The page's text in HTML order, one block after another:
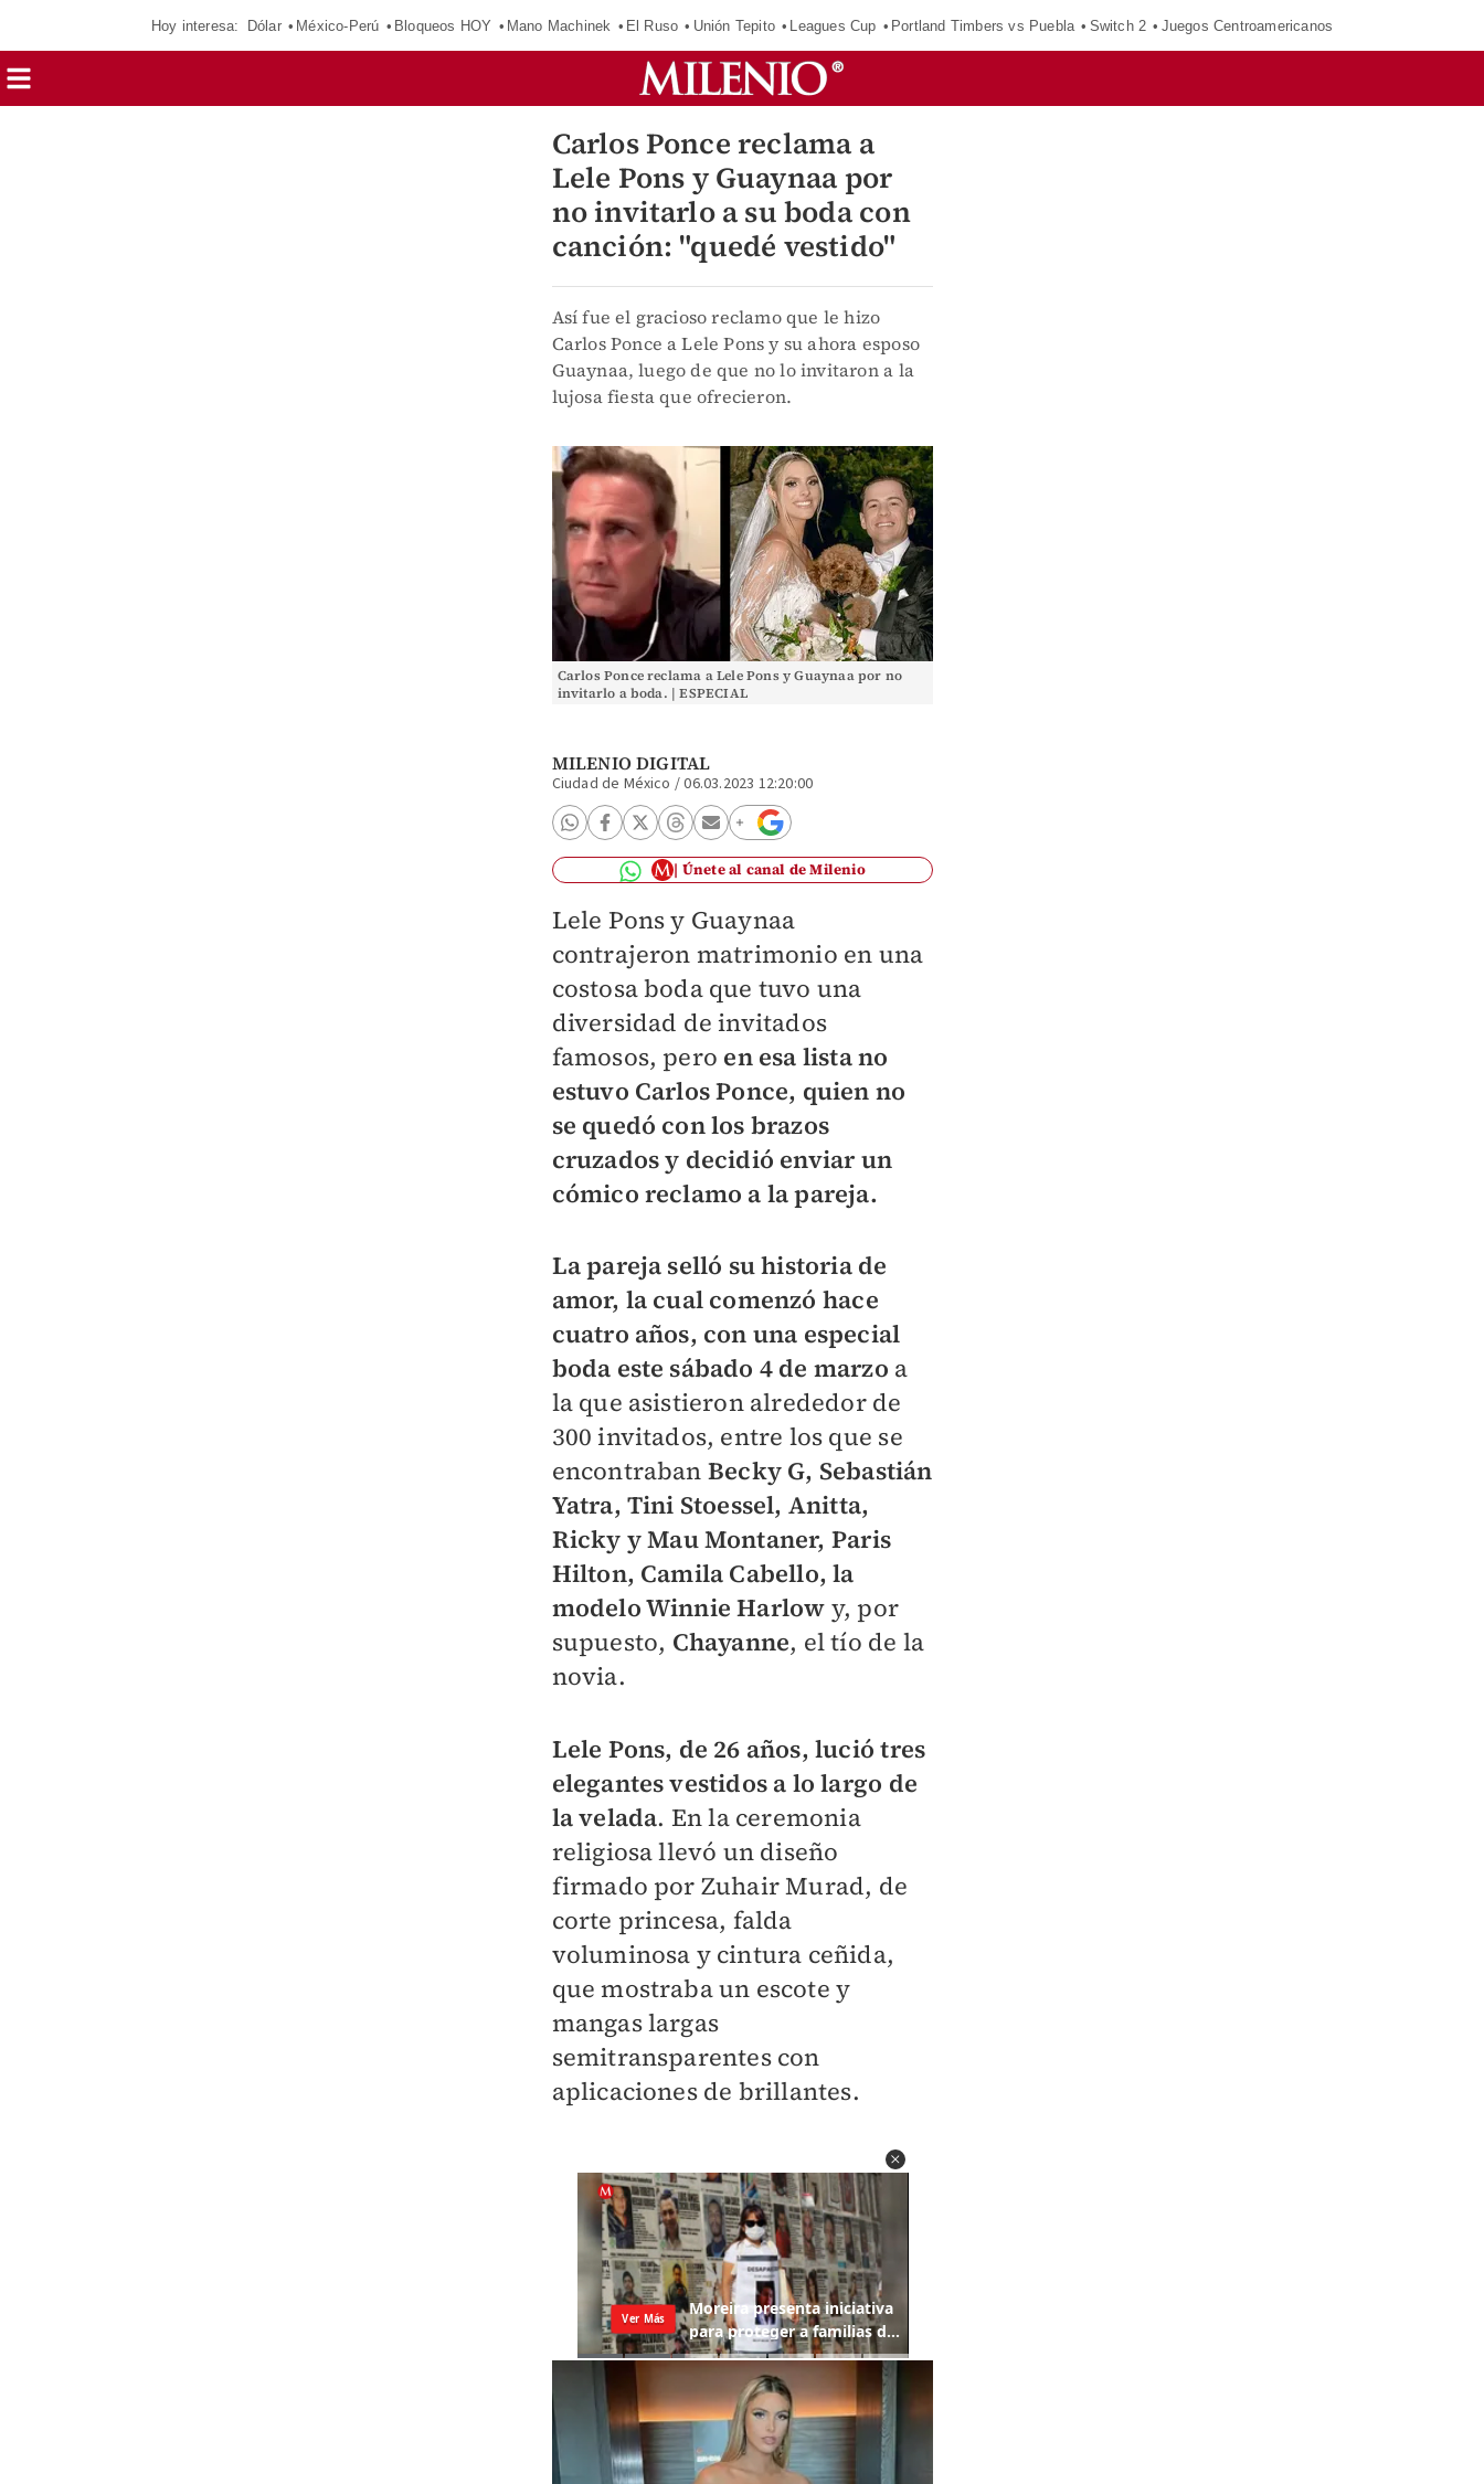
Hoy interesa: Dólar México-Perú Bloqueos HOY Mano Machinek El Ruso Unión Tepito Leagues Cup Portland Timbers vs Puebla Switch 2 Juegos Centroamericanos
Carlos Ponce reclama a
Lele Pons y Guaynaa por
no invitarlo a su boda con
canción: "quedé vestido"
Así fue el gracioso reclamo que le hizo
Carlos Ponce a Lele Pons y su ahora esposo
Guaynaa, luego de que no lo invitaron a la
lujosa fiesta que ofrecieron.
Carlos Ponce reclama a Lele Pons y Guaynaa por no
invitarlo a boda. | ESPECIAL
MILENIO DIGITAL
Ciudad de México /06.03.2023 12:20:00
Únete al canal de Milenio
Lele Pons y Guaynaa
contrajeron matrimonio en una
costosa boda que tuvo una
diversidad de invitados
famosos, pero en esa lista no
estuvo Carlos Ponce, quien no
se quedó con los brazos
cruzados y decidió enviar un
cómico reclamo a la pareja.
La pareja selló su historia de
amor, la cual comenzó hace
cuatro años, con una especial
boda este sábado 4 de marzo a
la que asistieron alrededor de
300 invitados, entre los que se
encontraban Becky G, Sebastián
Yatra, Tini Stoessel, Anitta,
Ricky y Mau Montaner, Paris
Hilton, Camila Cabello, la
modelo Winnie Harlow y, por
supuesto, Chayanne, el tío de la
novia.
Lele Pons, de 26 años, lució tres
elegantes vestidos a lo largo de
la velada. En la ceremonia
religiosa llevó un diseño
firmado por Zuhair Murad, de
corte princesa, falda
voluminosa y cintura ceñida,
que mostraba un escote y
mangas largas
semitransparentes con
aplicaciones de brillantes.